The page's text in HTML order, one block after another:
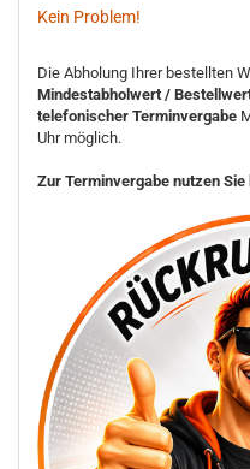
Kein Problem!
Die Abholung Ihrer bestellten
Mindestabholwert /
telefonischer Terminvergabe
Uhr möglich.
Zur Terminvergabe nutzen